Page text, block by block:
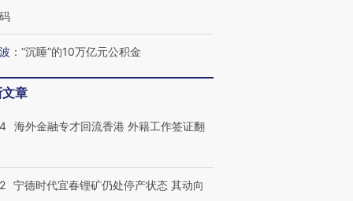
走私7万
体内含3种
视线｜被称为“蟑螂”的印
度Z世代 用街头抗争将教
视线｜“入侵”还是“人道危
四届链博
技“链”接产
【特别呈现】寻找100种
有意思的生活方式·第三对
CFO：不靠规模取胜，华
住三大增长引擎是什么？
： “沉睡”的10万亿元公积金
章
海外金融专才回流香港 外籍工作签证翻
宁德时代宜春锂矿仍处停产状态 其动向